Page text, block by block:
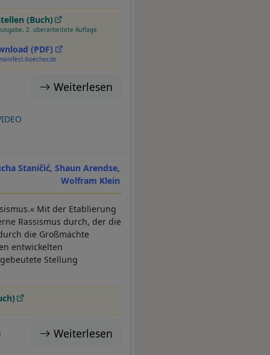
(Buch)
2. überarbeitete Auflage
(PDF)
buecher.de
Weiterlesen
Staničić Shaun Arendse
Wolfram Klein
Mit der Etablierung
Rassismus durch, der die
die Großmächte
entwickelten
Stellung
Weiterlesen